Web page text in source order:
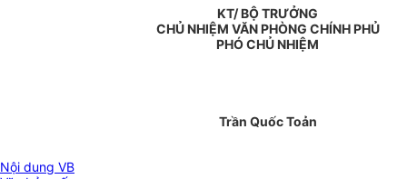
KT/ BỘ TRƯỞNG
CHỦ NHIỆM VĂN PHÒNG CHÍNH PHỦ
PHÓ CHỦ NHIỆM
Trần Quốc Toản
Nội dung VB